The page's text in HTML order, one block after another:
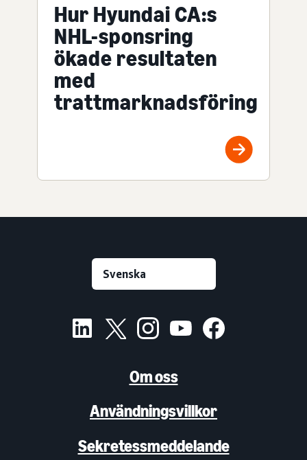
Hur Hyundai CA:s
NHL-sponsring
ökade resultaten
med
trattmarknadsföring
Om oss
Användningsvillkor
Sekretessmeddelande